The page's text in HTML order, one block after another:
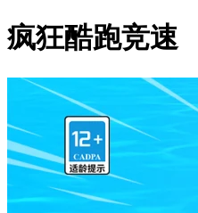
疯狂酷跑竞速